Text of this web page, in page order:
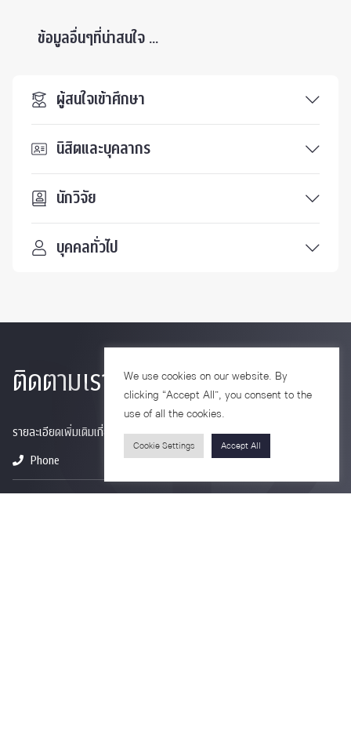
ข้อมูลอื่นๆที่น่าสนใจ ...
ผู้สนใจเข้าศึกษา
นิสิตและบุคลากร
นักวิจัย
บุคคลทั่วไป
ติดตามเรา
รายละเอียดเพิ่มเติมเกี่ยวกับคณะ ติดตามข่าวสารคณะ
Phone
Email psy@chula.ac.th
We use cookies on our website. By
clicking “Accept All”, you consent to the
use of all the cookies.
Cookie Settings Accept All